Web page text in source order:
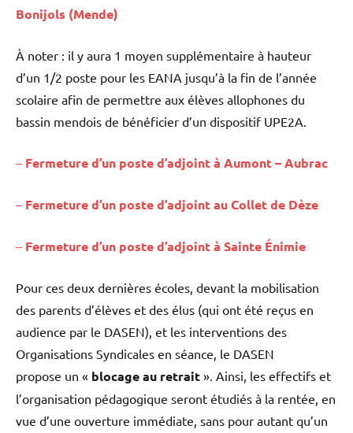
Bonijols (Mende)
À noter : il y aura 1 moyen supplémentaire à hauteur
d’un 1/2 poste pour les EANA jusqu’à la fin de l’année
scolaire afin de permettre aux élèves allophones du
bassin mendois de bénéficier d’un dispositif UPE2A.
– Fermeture d’un poste d’adjoint à Aumont – Aubrac
– Fermeture d’un poste d’adjoint au Collet de Dèze
– Fermeture d’un poste d’adjoint à Sainte Énimie
Pour ces deux dernières écoles, devant la mobilisation
des parents d’élèves et des élus (qui ont été reçus en
audience par le DASEN), et les interventions des
Organisations Syndicales en séance, le DASEN
propose un « blocage au retrait ». Ainsi, les effectifs et
l’organisation pédagogique seront étudiés à la rentée, en
vue d’une ouverture immédiate, sans pour autant qu’un